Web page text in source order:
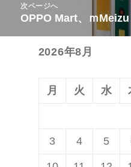
ー
投
稿:
次ページへ
次
の
OPPO Mart、ｍ
2026年8月
月 火 水
3 4 5